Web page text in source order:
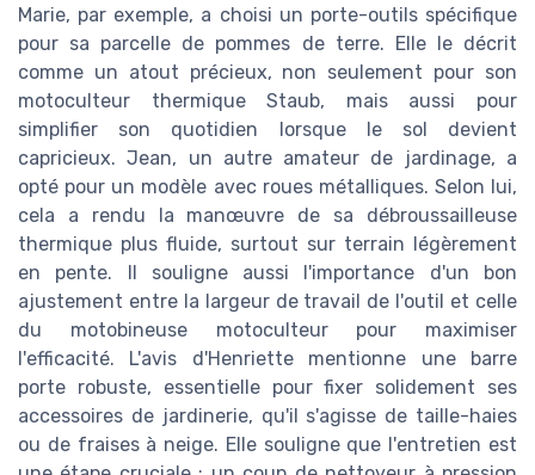
Marie, par exemple, a choisi un porte-outils spécifique
pour sa parcelle de pommes de terre. Elle le décrit
comme un atout précieux, non seulement pour son
motoculteur thermique Staub, mais aussi pour
simplifier son quotidien lorsque le sol devient
capricieux. Jean, un autre amateur de jardinage, a
opté pour un modèle avec roues métalliques. Selon lui,
cela a rendu la manœuvre de sa débroussailleuse
thermique plus fluide, surtout sur terrain légèrement
en pente. Il souligne aussi l'importance d'un bon
ajustement entre la largeur de travail de l'outil et celle
du motobineuse motoculteur pour maximiser
l'efficacité. L'avis d'Henriette mentionne une barre
porte robuste, essentielle pour fixer solidement ses
accessoires de jardinerie, qu'il s'agisse de taille-haies
ou de fraises à neige. Elle souligne que l'entretien est